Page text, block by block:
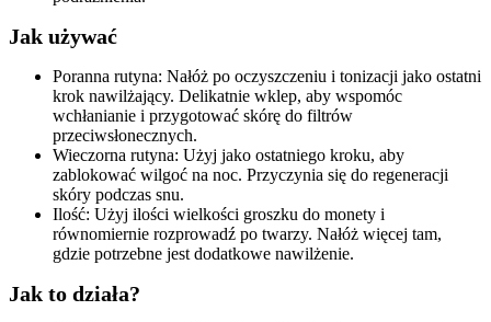
Jak używać
Poranna rutyna: Nałóż po oczyszczeniu i tonizacji jako ostatni
krok nawilżający. Delikatnie wklep, aby wspomóc
wchłanianie i przygotować skórę do filtrów
przeciwsłonecznych.
Wieczorna rutyna: Użyj jako ostatniego kroku, aby
zablokować wilgoć na noc. Przyczynia się do regeneracji
skóry podczas snu.
Ilość: Użyj ilości wielkości groszku do monety i
równomiernie rozprowadź po twarzy. Nałóż więcej tam,
gdzie potrzebne jest dodatkowe nawilżenie.
Jak to działa?